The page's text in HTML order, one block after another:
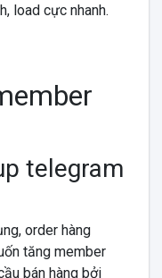
load cực nhanh.
telegram
order hàng
tăng member
bán hàng bởi